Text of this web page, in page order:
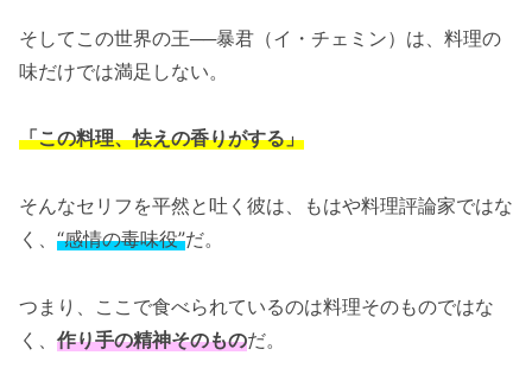
そしてこの世界の王──暴君（イ・チェミン）は、料理の
味だけでは満足しない。
「この料理、怯えの香りがする」
そんなセリフを平然と吐く彼は、もはや料理評論家ではな
く、 “感情の毒味役”だ。
つまり、ここで食べられているのは料理そのものではな
く、 作り手の精神そのものだ。